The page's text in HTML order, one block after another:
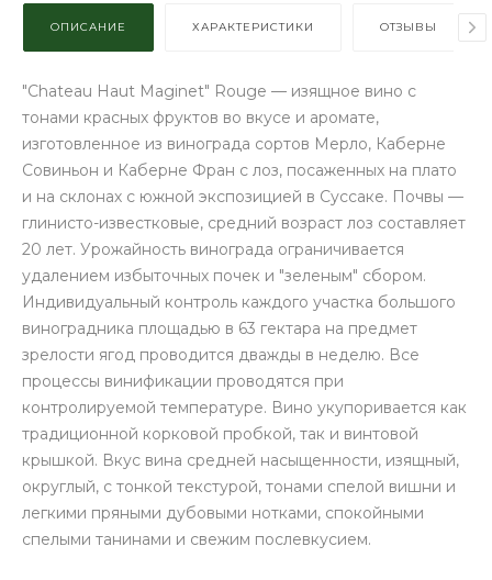
ОПИСАНИЕ ХАРАКТЕРИСТИКИ ОТЗЫВЫ
"Chateau Haut Maginet" Rouge — изящное вино с
тонами красных фруктов во вкусе и аромате,
изготовленное из винограда сортов Мерло, Каберне
Совиньон и Каберне Фран с лоз, посаженных на плато
и на склонах с южной экспозицией в Суссаке. Почвы —
глинисто-известковые, средний возраст лоз составляет
20 лет. Урожайность винограда ограничивается
удалением избыточных почек и "зеленым" сбором.
Индивидуальный контроль каждого участка большого
виноградника площадью в 63 гектара на предмет
зрелости ягод проводится дважды в неделю. Все
процессы винификации проводятся при
контролируемой температуре. Вино укупоривается как
традиционной корковой пробкой, так и винтовой
крышкой. Вкус вина средней насыщенности, изящный,
округлый, с тонкой текстурой, тонами спелой вишни и
легкими пряными дубовыми нотками, спокойными
спелыми танинами и свежим послевкусием.